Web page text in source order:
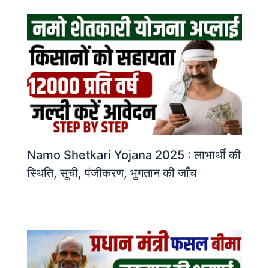
Namo Shetkari Yojana 2025 : लाभार्थी की
स्थिति, सूची, पंजीकरण, भुगतान की जाँच